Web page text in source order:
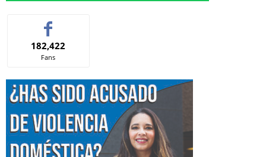
182,422
Fans